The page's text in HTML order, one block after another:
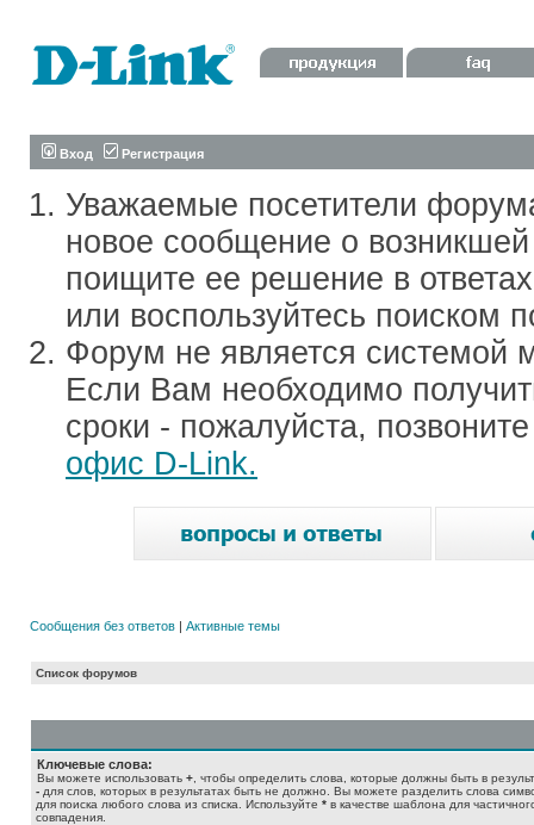
Вход Регистрация
Уважаемые посетители
новое сообщение о
поищите ее решение в
или воспользуйтесь поиском
Форум не является системой
Если Вам необходимо
сроки - пожалуйста,
офис D-Link.
Сообщения без ответов | Активные темы
Список форумов
Ключевые слова:
Вы можете использовать + , чтобы определить слова, которые должны быть в
- для слов, которых в результатах быть не должно. Вы можете разделить слова
для поиска любого слова из списка. Используйте * в качестве шаблона для
совпадения.